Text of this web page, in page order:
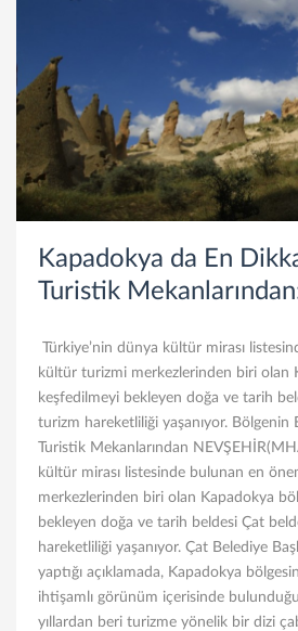
Kapadokya da En
Turistik
Türkiye’nin dünya kültür mirası
kültür turizmi merkezlerinden biri olan
keşfedilmeyi bekleyen doğa ve tarih
turizm hareketliliği yaşanıyor. Bölgenin
Turistik Mekanlarından
kültür mirası listesinde bulunan en
merkezlerinden biri olan Kapadokya
bekleyen doğa ve tarih beldesi Çat
hareketliliği yaşanıyor. Çat Belediye
yaptığı açıklamada, Kapadokya
ihtişamlı görünüm içerisinde
yıllardan beri turizme yönelik bir dizi